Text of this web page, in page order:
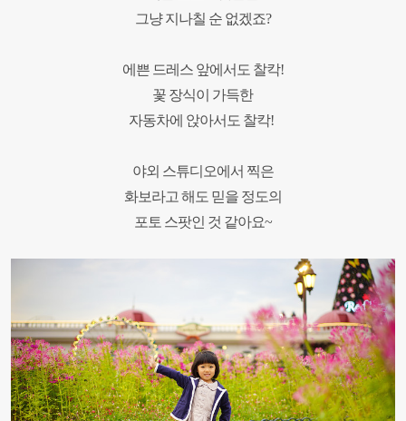
그냥 지나칠 순 없겠죠?
에쁜 드레스 앞에서도 찰칵!
꽃 장식이 가득한
자동차에 앉아서도 찰칵!
야외 스튜디오에서 찍은
화보라고 해도 믿을 정도의
포토 스팟인 것 같아요~